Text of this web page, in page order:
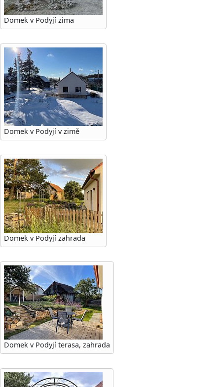
Domek v Podyjí zima
Domek v Podyjí v zimě
Domek v Podyjí zahrada
Domek v Podyjí terasa, zahrada